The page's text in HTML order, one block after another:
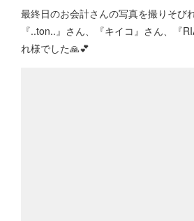
最終日のお会計さんの写真を撮りそび
『..ton..』さん、『キイコ』さん、『
れ様でした🙏💕